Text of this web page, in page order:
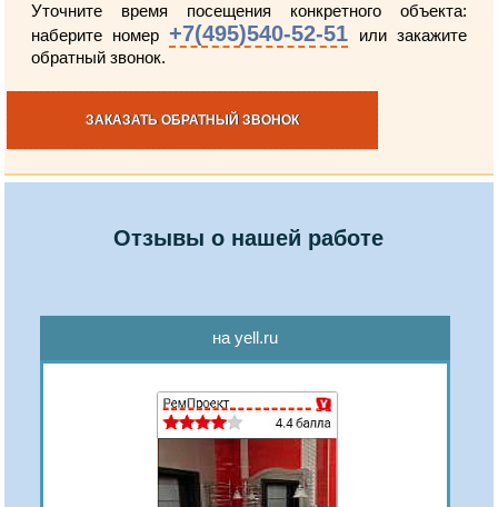
Уточните время посещения конкретного объекта:
наберите номер+7(495)540-52-51 или закажите
обратный звонок.
ЗАКАЗАТЬ ОБРАТНЫЙ ЗВОНОК
Отзывы о нашей работе
на yell.ru